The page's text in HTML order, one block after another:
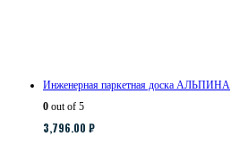
Инженерная паркетная доска АЛЬПИНА
0 out of 5
3,796.00 ₽